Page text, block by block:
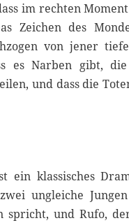
im rechten
Zeichen des
von jener
es Narben gibt,
und dass die
ein klassisches
ungleiche
spricht, und Rufo,